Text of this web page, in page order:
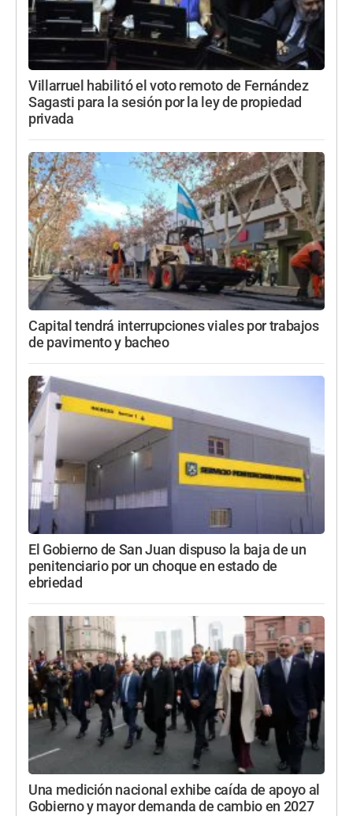
Villarruel habilitó el voto remoto de Fernández
Sagasti para la sesión por la ley de propiedad
privada
Capital tendrá interrupciones viales por trabajos
de pavimento y bacheo
El Gobierno de San Juan dispuso la baja de un
penitenciario por un choque en estado de
ebriedad
Una medición nacional exhibe caída de apoyo al
Gobierno y mayor demanda de cambio en 2027